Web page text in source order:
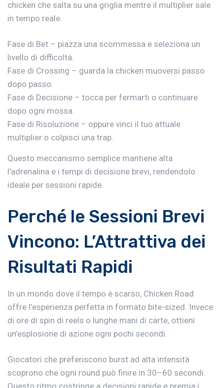
chicken che salta su una griglia mentre il multiplier sale
in tempo reale.
Fase di Bet – piazza una scommessa e seleziona un
livello di difficoltà.
Fase di Crossing – guarda la chicken muoversi passo
dopo passo.
Fase di Decisione – tocca per fermarti o continuare
dopo ogni mossa.
Fase di Risoluzione – oppure vinci il tuo attuale
multiplier o colpisci una trap.
Questo meccanismo semplice mantiene alta
l’adrenalina e i tempi di decisione brevi, rendendolo
ideale per sessioni rapide.
Perché le Sessioni Brevi
Vincono: L’Attrattiva dei
Risultati Rapidi
In un mondo dove il tempo è scarso, Chicken Road
offre l’esperienza perfetta in formato bite-sized. Invece
di ore di spin di reels o lunghe mani di carte, ottieni
un’esplosione di azione ogni pochi secondi.
Giocatori che preferiscono burst ad alta intensità
scoprono che ogni round può finire in 30–60 secondi.
Questo ritmo costringe a decisioni rapide e premia i